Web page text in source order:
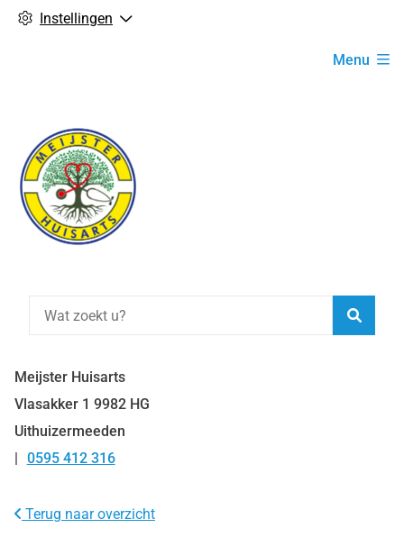
Instellingen
Menu
Meijster Huisarts
Vlasakker 1 9982 HG
Uithuizermeeden
Tel:
0595 412 316
Terug naar overzicht